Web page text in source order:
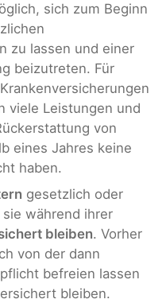
sich zum Beginn
zu lassen und einer
beizutreten. Für
viele Leistungen und
von
eines Jahres keine
haben.
gesetzlich oder
während ihrer
bleiben. Vorher
von der dann
befreien lassen
bleiben.